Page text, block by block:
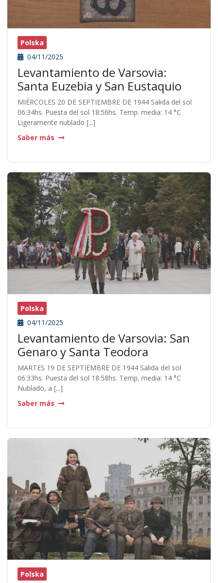
Polska
04/11/2025
Levantamiento de Varsovia:
Santa Euzebia y San Eustaquio
MIÉRCOLES 20 DE SEPTIEMBRE DE 1944 Salida del sol
06:34hs. Puesta del sol 18:56hs. Temp. media: 14 °C
Ligeramente nublado [...]
Saber más
Polska
04/11/2025
Levantamiento de Varsovia: San
Genaro y Santa Teodora
MARTES 19 DE SEPTIEMBRE DE 1944 Salida del sol
06:33hs. Puesta del sol 18:58hs. Temp. media: 14 °C
Nublado, a [...]
Saber más
Polska